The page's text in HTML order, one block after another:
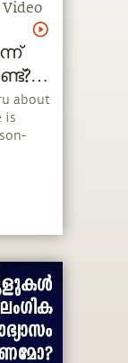
Video
about
is